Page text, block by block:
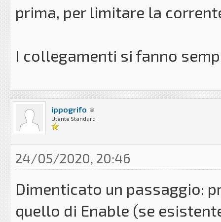
prima, per limitare la
I collegamenti si fanno
ippogrifo
Utente Standard
24/05/2020, 20:46
Dimenticato un passaggio:
quello di Enable (se